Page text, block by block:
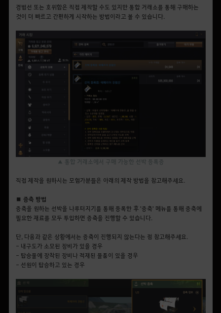
경범선 또는 호위함은 직접 제작할 수도 있지만 통합 거래소를 통해 구매하는
것이 더 빠르고 간편하게 시작하는 방법이라고 볼 수 있습니다.
▲ 통합 거래소에서 구매 가능한 선박 등록증
직접 제작을 원하시는 모험가분들은 아래의 제작 방법을 참고해주세요.
■ 증축 방법
증축을 원하는 선박을 나루터지기를 통해 등록한 후 '증축' 메뉴를 통해 증축에
필요한 재료를 모두 투입하면 증축을 진행할 수 있습니다.
단, 다음과 같은 상황에서는 증축이 진행되지 않는다는 점 참고해주세요.
- 내구도가 소모된 장비가 있을 경우
- 탑승물에 장착된 장비나 적재된 물품이 있을 경우
- 선원이 탑승하고 있는 경우